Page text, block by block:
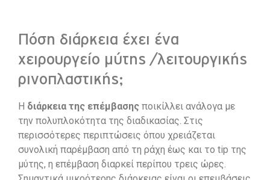
Πόση διάρκεια έχει ένα
χειρουργείο μύτης /λειτουργικής
ρινοπλαστικής;
Η διάρκεια της επέμβασης ποικίλλει ανάλογα με
την πολυπλοκότητα της διαδικασίας. Στις
περισσότερες περιπτώσεις όπου χρειάζεται
συνολική παρέμβαση από τη ράχη έως και το tip της
μύτης, η επέμβαση διαρκεί περίπου τρεις ώρες.